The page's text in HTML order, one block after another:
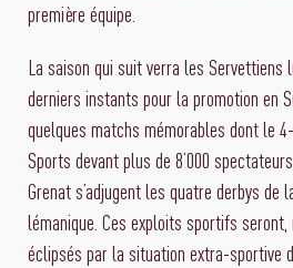
première équipe.
La saison qui suit verra les Servettiens
derniers instants pour la promotion en
quelques matchs mémorables dont le
Sports devant plus de 8’000
Grenat s’adjugent les quatre derbys de
lémanique. Ces exploits sportifs seront,
éclipsés par la situation extra-sportive